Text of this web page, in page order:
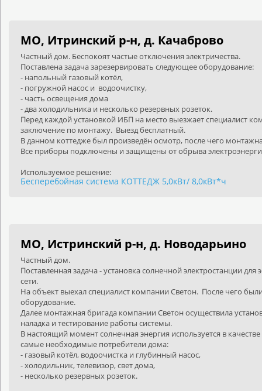
МО, Итринский р-н, д. Качаброво
Частный дом. Беспокоят частые отключения электричества.
Поставлена задача зарезервировать следующее оборудование:
- напольный газовый котёл,
- погружной насос и водоочистку,
- часть освещения дома
- два холодильника и несколько резервных розеток.
Перед каждой установкой ИБП на место выезжает специалист
заключение по монтажу. Выезд бесплатный.
В данном коттедже был произведён осмотр, после чего
Все приборы подключены и защищены от обрыва
Используемое решение:
Бесперебойная система КОТТЕДЖ 5,0кВт/ 8,0кВт*ч
МО, Истринский р-н, д. Новодарьино
Частный дом.
Поставленная задача - установка солнечной электростанции
сети.
На объект выехал специалист компании Светон. После чего
оборудование.
Далее монтажная бригада компании Светон осуществила
наладка и тестирование работы системы.
В настоящий момент солнечная энергия используется в
самые необходимые потребители дома:
- газовый котёл, водоочистка и глубинный насос,
- холодильник, телевизор, свет дома,
- несколько резервных розеток.